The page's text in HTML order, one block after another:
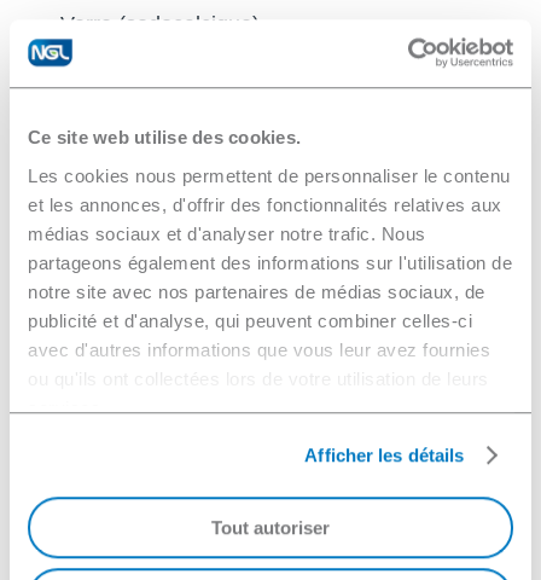
Ce site web utilise des cookies.
Les cookies nous permettent de personnaliser le contenu
et les annonces, d'offrir des fonctionnalités relatives aux
médias sociaux et d'analyser notre trafic. Nous
partageons également des informations sur l'utilisation de
notre site avec nos partenaires de médias sociaux, de
publicité et d'analyse, qui peuvent combiner celles-ci
avec d'autres informations que vous leur avez fournies
ou qu'ils ont collectées lors de votre utilisation de leurs
services.
Afficher les détails
Tout autoriser
Verre (sodocalcique)
Verre céramique
Borofloat
Borosilicate
Zérodur
Aluminosilicate
Sulfure de zinc
Composants optiques
Cristaux
Acier
Métaux précieux